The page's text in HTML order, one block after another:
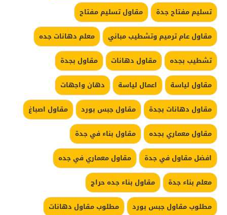
تسليم مفتاح جدة
مقاول تسليم مفتاح
مقاول عام ترميم وتشطيب مباني
معلم دهانات جده
تشطيب بجده
مقاول دهانات
مقاول بجدة
مقاول لياسة
اعمال لياسة
دهان واجهات
مقاول دهانات بجدة
مقاول جبس بورد
مقاول اصباغ
مقاول معماري بجده
مقاول بناء في جدة
افضل مقاول في جدة
مقاول معماري في جده
معلم بناء جدة
مقاول بناء جده حراج
مطلوب مقاول جبس بورد
مطلوب مقاول دهانات